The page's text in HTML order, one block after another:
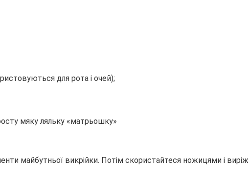
для рота і очей);
майбутньої викрійки. Потім скористайтеся ножицями і